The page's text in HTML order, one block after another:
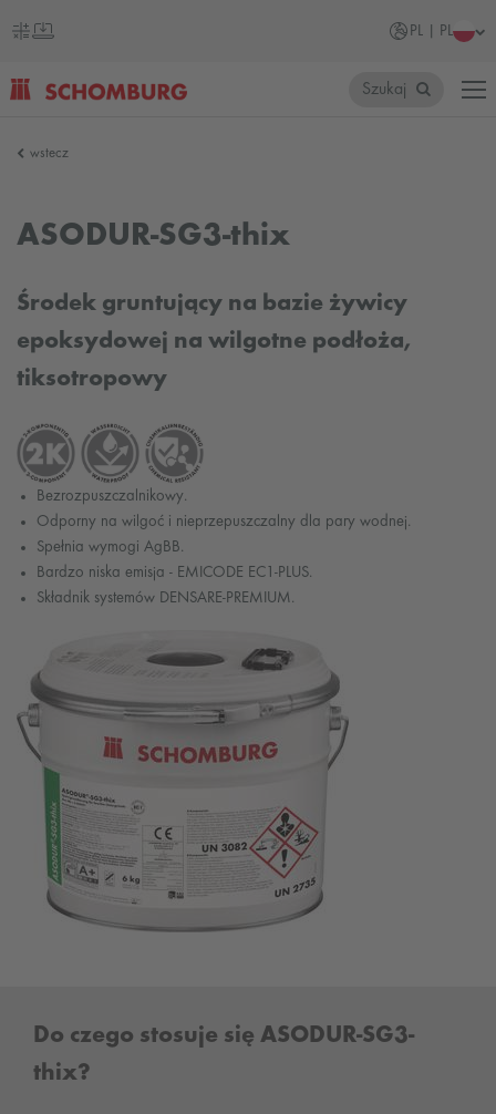
PL | PL
Szukaj
wstecz
ASODUR-SG3-thix
Środek gruntujący na bazie żywicy
epoksydowej na wilgotne podłoża,
tiksotropowy
Bezrozpuszczalnikowy.
Odporny na wilgoć i nieprzepuszczalny dla pary wodnej.
Spełnia wymogi AgBB.
Bardzo niska emisja - EMICODE EC1-PLUS.
Składnik systemów DENSARE-PREMIUM.
Do czego stosuje się ASODUR-SG3-
thix?